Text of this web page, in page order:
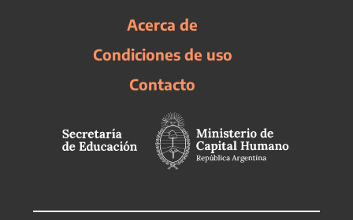
Acerca de
Condiciones de uso
Contacto